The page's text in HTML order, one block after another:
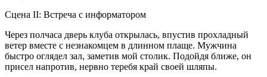
Сцена II: Встреча с информатором
Через полчаса дверь клуба открылась, впустив прохладный
ветер вместе с незнакомцем в длинном плаще. Мужчина
быстро оглядел зал, заметив мой столик. Подойдя ближе, он
присел напротив, нервно теребя край своей шляпы.